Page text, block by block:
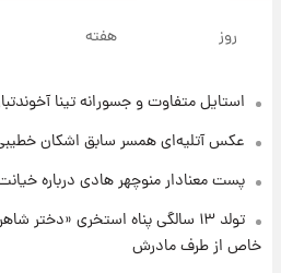
۲۲ ساعت پیش
فال حافظ دوشنبه ۱۹ مرداد ماه ۱۴۰۵
روز هفته
استایل متفاوت و جسورانه تینا آخوندتبار در ۳۹ سالگی +
عکس‌ آتلیه‌ای همسر سابق اشکان خطیبی
پست معنادار منوچهر هادی درباره خیانت
تولد ۱۳ سالگی پناه استخری «دختر
خاص از طرف مادرش